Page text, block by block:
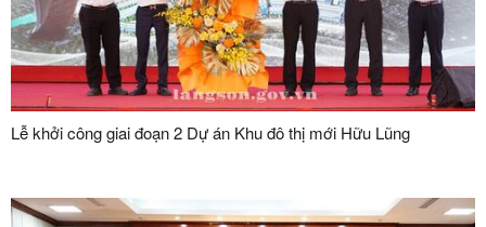
Lễ khởi công giai đoạn 2 Dự án Khu đô thị mới Hữu Lũng